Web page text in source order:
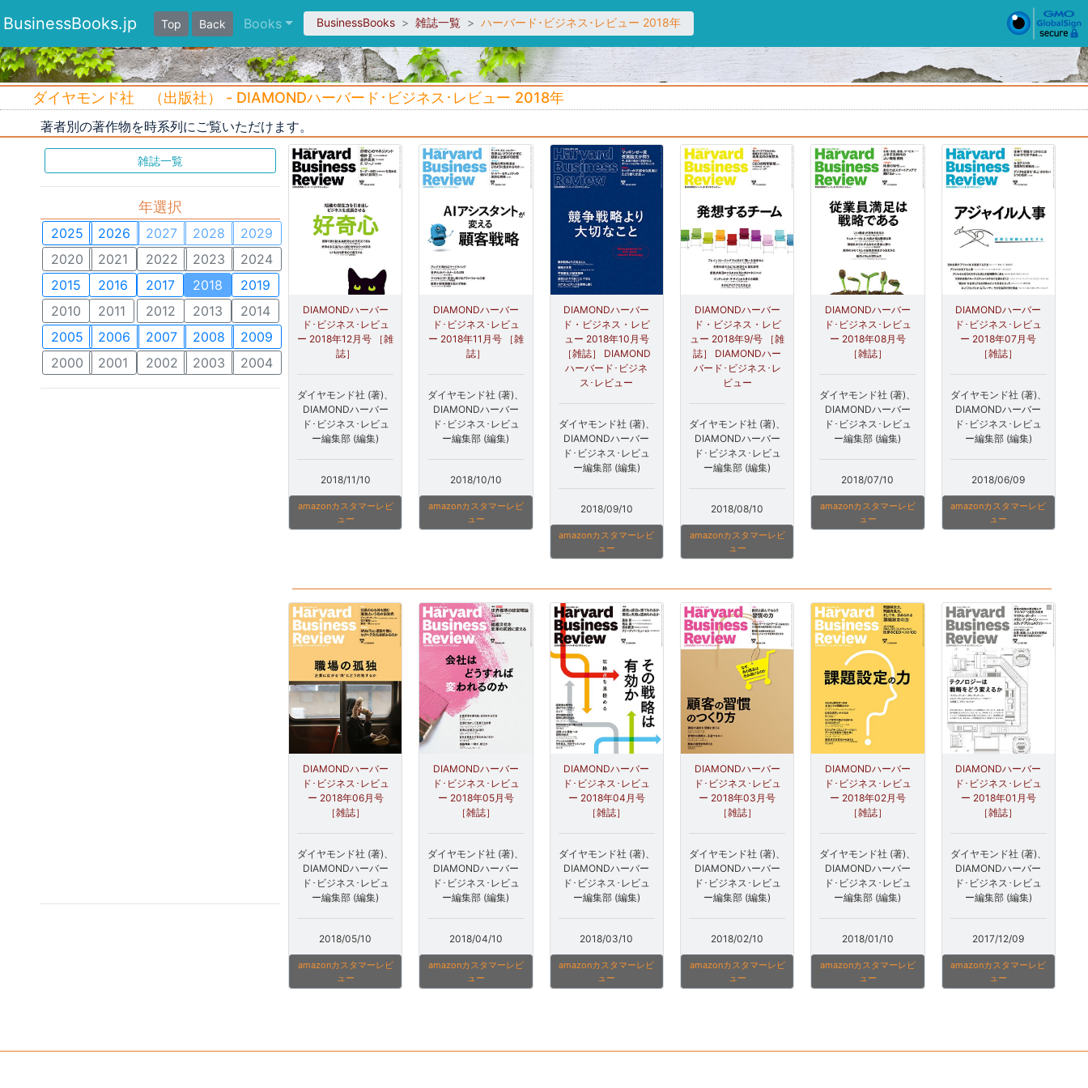
BusinessBooks.jp Top Back Books BusinessBooks 雑誌一覧 ハーバード･ビジネス･レビュー 2018年
ダイヤモンド社 （出版社） - DIAMONDハーバード･ビジネス･レビュー 2018年
著者別の著作物を時系列にご覧いただけます。
雑誌一覧
年選択
2025 2026 2027 2028
2029
2020
2021 2022 2023
2024
2015
2016 2017 2018
2019
2010
2011 2012 2013
2014
2005
2006 2007 2008
2009
2000
2001 2002 2003 2004
DIAMONDハーバー
ド･ビジネス･レビュ
ー 2018年12月号 ［雑
誌］
ダイヤモンド社 (著)、
DIAMONDハーバー
ド･ビジネス･レビュ
ー編集部 (編集)
2018/11/10
amazonカスタマーレビ
ュー
DIAMONDハーバー
ド･ビジネス･レビュ
ー 2018年11月号 ［雑
誌］
ダイヤモンド社 (著)、
DIAMONDハーバー
ド･ビジネス･レビュ
ー編集部 (編集)
2018/10/10
amazonカスタマーレビ
ュー
DIAMONDハーバー
ド・ビジネス・レビ
ュー 2018年10月号
［雑誌］ DIAMOND
ハーバード･ビジネ
ス･レビュー
ダイヤモンド社 (著)、
DIAMONDハーバー
ド･ビジネス･レビュ
ー編集部 (編集)
2018/09/10
amazonカスタマーレビ
ュー
DIAMONDハーバー
ド・ビジネス・レビ
ュー 2018年9/号 ［雑
誌］ DIAMONDハー
バード･ビジネス･レ
ビュー
ダイヤモンド社 (著)、
DIAMONDハーバー
ド･ビジネス･レビュ
ー編集部 (編集)
2018/08/10
amazonカスタマーレビ
ュー
DIAMONDハーバー
ド･ビジネス･レビュ
ー 2018年08月号
［雑誌］
ダイヤモンド社 (著)、
DIAMONDハーバー
ド･ビジネス･レビュ
ー編集部 (編集)
2018/07/10
amazonカスタマーレビ
ュー
DIAMONDハーバー
ド･ビジネス･レビュ
ー 2018年07月号
［雑誌］
ダイヤモンド社 (著)、
DIAMONDハーバー
ド･ビジネス･レビュ
ー編集部 (編集)
2018/06/09
amazonカスタマーレビ
ュー
DIAMONDハーバー
ド･ビジネス･レビュ
ー 2018年06月号
［雑誌］
ダイヤモンド社 (著)、
DIAMONDハーバー
ド･ビジネス･レビュ
ー編集部 (編集)
2018/05/10
amazonカスタマーレビ
ュー
DIAMONDハーバー
ド･ビジネス･レビュ
ー 2018年05月号
［雑誌］
ダイヤモンド社 (著)、
DIAMONDハーバー
ド･ビジネス･レビュ
ー編集部 (編集)
2018/04/10
amazonカスタマーレビ
ュー
DIAMONDハーバー
ド･ビジネス･レビュ
ー 2018年04月号
［雑誌］
ダイヤモンド社 (著)、
DIAMONDハーバー
ド･ビジネス･レビュ
ー編集部 (編集)
2018/03/10
amazonカスタマーレビ
ュー
DIAMONDハーバー
ド･ビジネス･レビュ
ー 2018年03月号
［雑誌］
ダイヤモンド社 (著)、
DIAMONDハーバー
ド･ビジネス･レビュ
ー編集部 (編集)
2018/02/10
amazonカスタマーレビ
ュー
DIAMONDハーバー
ド･ビジネス･レビュ
ー 2018年02月号
［雑誌］
ダイヤモンド社 (著)、
DIAMONDハーバー
ド･ビジネス･レビュ
ー編集部 (編集)
2018/01/10
amazonカスタマーレビ
ュー
DIAMONDハーバー
ド･ビジネス･レビュ
ー 2018年01月号
［雑誌］
ダイヤモンド社 (著)、
DIAMONDハーバー
ド･ビジネス･レビュ
ー編集部 (編集)
2017/12/09
amazonカスタマーレビ
ュー